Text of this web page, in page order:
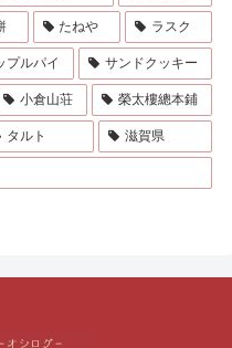
たねや ラスク
プルパイ サンドクッキー
小倉山荘 榮太樓總本鋪
タルト 滋賀県